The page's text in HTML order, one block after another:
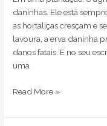
daninhas. Ele está
as hortaliças cresçam e
lavoura, a erva daninha
danos fatais. E no seu
uma
Read More »